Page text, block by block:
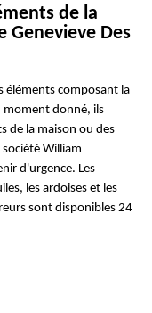
de la
Genevieve Des
éléments composant la
moment donné, ils
de la maison ou des
William
d'urgence. Les
les ardoises et les
sont disponibles 24